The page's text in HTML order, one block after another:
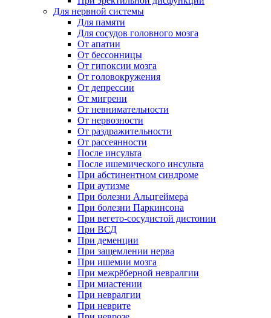
Для нервной системы
Для памяти
Для сосудов головного мозга
От апатии
От бессонницы
От гипоксии мозга
От головокружения
От депрессии
От мигрени
От невнимательности
От нервозности
От раздражительности
От рассеянности
После инсульта
После ишемического инсульта
При абстинентном синдроме
При аутизме
При болезни Альцгеймера
При болезни Паркинсона
При вегето-сосудистой дистонии
При ВСД
При деменции
При защемлении нерва
При ишемии мозга
При межрёберной невралгии
При миастении
При невралгии
При неврите